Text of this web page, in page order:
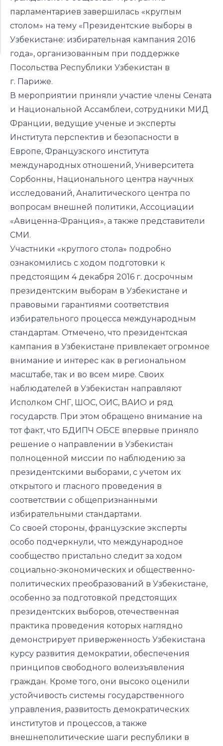
парламентариев завершилась «круглым
столом» на тему «Президентские выборы в
Узбекистане: избирательная кампания 2016
года», организованным при поддержке
Посольства Республики Узбекистан в
г. Париже.
В мероприятии приняли участие члены Сената
и Национальной Ассамблеи, сотрудники МИД
Франции, ведущие ученые и эксперты
Института перспектив и безопасности в
Европе, Французского института
международных отношений, Университета
Сорбонны, Национального центра научных
исследований, Аналитического центра по
вопросам внешней политики, Ассоциации
«Авиценна-Франция», а также представители
СМИ.
Участники «круглого стола» подробно
ознакомились с ходом подготовки к
предстоящим 4 декабря 2016 г. досрочным
президентским выборам в Узбекистане и
правовыми гарантиями соответствия
избирательного процесса международным
стандартам. Отмечено, что президентская
кампания в Узбекистане привлекает огромное
внимание и интерес как в региональном
масштабе, так и во всем мире. Своих
наблюдателей в Узбекистан направляют
Исполком СНГ, ШОС, ОИС, ВАИО и ряд
государств. При этом обращено внимание на
тот факт, что БДИПЧ ОБСЕ впервые приняло
решение о направлении в Узбекистан
полноценной миссии по наблюдению за
президентскими выборами, с учетом их
открытого и гласного проведения в
соответствии с общепризнанными
избирательными стандартами.
Со своей стороны, французские эксперты
особо подчеркнули, что международное
сообщество пристально следит за ходом
социально-экономических и общественно-
политических преобразований в Узбекистане,
особенно за подготовкой предстоящих
президентских выборов, отечественная
практика проведения которых наглядно
демонстрирует приверженность Узбекистана
курсу развития демократии, обеспечения
принципов свободного волеизъявления
граждан. Кроме того, они высоко оценили
устойчивость системы государственного
управления, развитость демократических
институтов и процессов, а также
внешнеполитические шаги республики в